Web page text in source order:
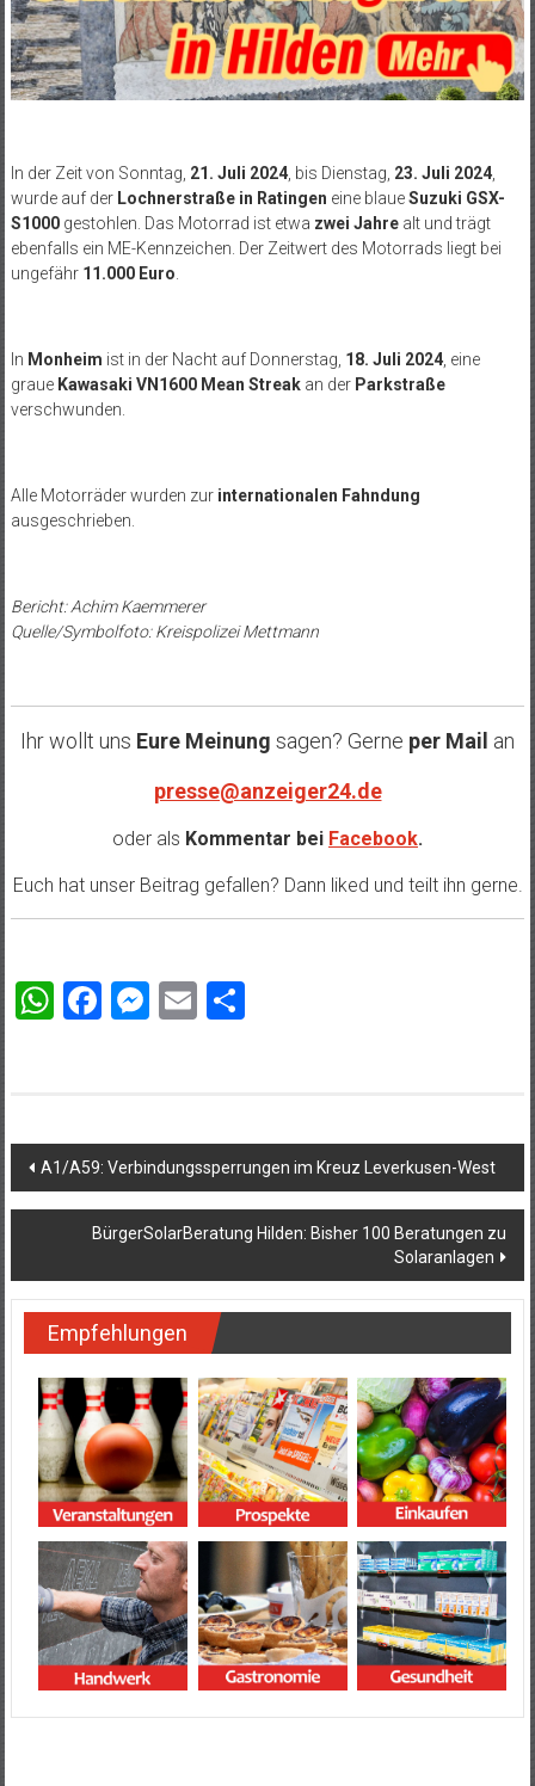
In der Zeit von Sonntag, 21. Juli 2024, bis Dienstag, 23. Juli 2024,
wurde auf der Lochnerstraße in Ratingen eine blaueSuzuki GSX-
S1000gestohlen. Das Motorrad ist etwa zwei Jahre alt und trägt
ebenfalls ein ME-Kennzeichen. Der Zeitwert des Motorrads liegt bei
ungefähr 11.000 Euro
In Monheim ist in der Nacht auf Donnerstag, 18. Juli 2024, eine
graue Kawasaki VN1600 Mean Streakan der Parkstraße
verschwunden.
Alle Motorräder wurden zur internationalen Fahndung
ausgeschrieben.
Bericht: Achim Kaemmerer
Quelle/Symbolfoto: Kreispolizei Mettmann
Ihr wollt uns Eure Meinung sagen? Gerne per Mail an
presse@anzeiger24.de
oder als Kommentar bei Facebook.
Euch hat unser Beitrag gefallen? Dann liked und teilt ihn gerne.
WhatsApp
Facebook
Messenger
EmailTeilen
Beitragsnavigation
A1/A59: Verbindungssperrungen im Kreuz Leverkusen-West
BürgerSolarBeratung Hilden: Bisher 100 Beratungen zu
Solaranlagen
Empfehlungen